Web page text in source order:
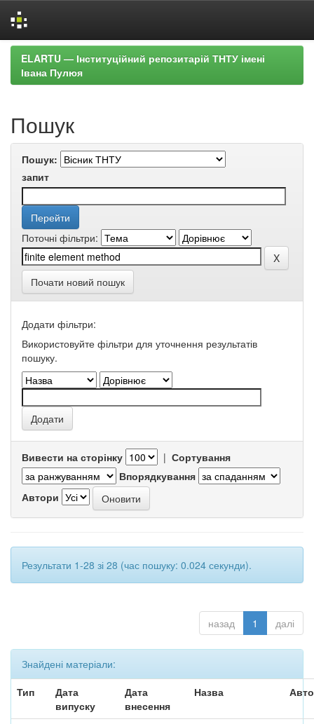
Skip
navigation
ELARTU — Інституційний репозитарій ТНТУ імені
Івана Пулюя
Пошук
Пошук:
запит
Поточні фільтри:
Почати новий пошук
Додати фільтри:
Використовуйте фільтри для уточнення результатів
пошуку.
Вивести на сторінку | Сортування
Впорядкування
Автори
Результати 1-28 зі 28 (час пошуку: 0.024 секунди).
назад 1 далі
Знайдені матеріали:
Тип
Дата
випуску
Дата
внесення
Назва